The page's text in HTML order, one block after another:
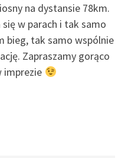
na dystansie 78km.
w parach i tak samo
bieg, tak samo wspólnie
Zapraszamy gorąco
imprezie